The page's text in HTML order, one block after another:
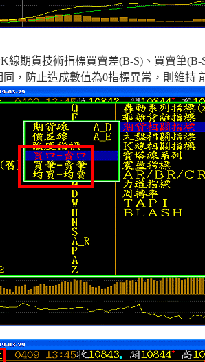
線期貨技術指標買賣差(B-S)、買賣筆
，防止造成數值為0指標異常，則維持